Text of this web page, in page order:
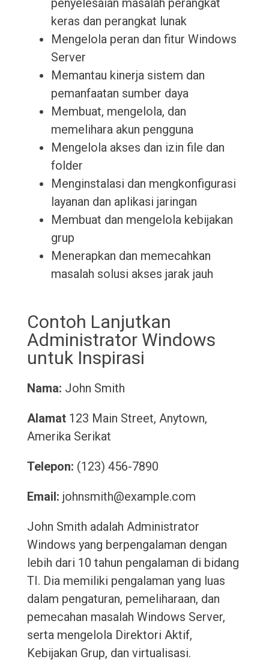
penyelesaian masalah perangkat
keras dan perangkat lunak
Mengelola peran dan fitur Windows
Server
Memantau kinerja sistem dan
pemanfaatan sumber daya
Membuat, mengelola, dan
memelihara akun pengguna
Mengelola akses dan izin file dan
folder
Menginstalasi dan mengkonfigurasi
layanan dan aplikasi jaringan
Membuat dan mengelola kebijakan
grup
Menerapkan dan memecahkan
masalah solusi akses jarak jauh
Contoh Lanjutkan
Administrator Windows
untuk Inspirasi
Nama: John Smith
Alamat123 Main Street, Anytown,
Amerika Serikat
Telepon: (123) 456-7890
Email: johnsmith@example.com
John Smith adalah Administrator
Windows yang berpengalaman dengan
lebih dari 10 tahun pengalaman di bidang
TI. Dia memiliki pengalaman yang luas
dalam pengaturan, pemeliharaan, dan
pemecahan masalah Windows Server,
serta mengelola Direktori Aktif,
Kebijakan Grup, dan virtualisasi.